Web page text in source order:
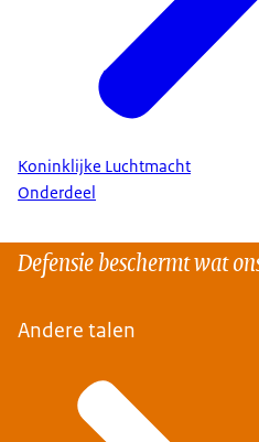
Koninklijke Luchtmacht
Onderdeel
Defensie beschermt wat
Andere talen